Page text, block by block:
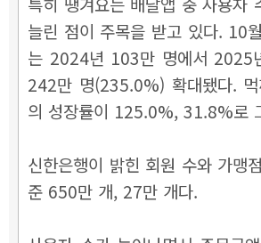
늘린 점이 주목을 받고 있다. 10
는 2024년 103만 명에서 2025
242만 명(235.0%) 확대됐다. 먹
의 성장률이 125.0%, 31.8%로
신한은행이 밝힌 회원 수와 가맹
준 650만 개, 27만 개다.